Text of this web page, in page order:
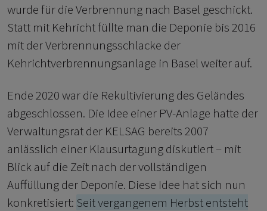
wurde für die Verbrennung nach Basel geschickt.
Statt mit Kehricht füllte man die Deponie bis 2016
mit der Verbrennungsschlacke der
Kehrichtverbrennungsanlage in Basel weiter auf.
Ende 2020 war die Rekultivierung des Geländes
abgeschlossen. Die Idee einer PV-Anlage hatte der
Verwaltungsrat der KELSAG bereits 2007
anlässlich einer Klausurtagung diskutiert – mit
Blick auf die Zeit nach der vollständigen
Auffüllung der Deponie. Diese Idee hat sich nun
konkretisiert: Seit vergangenem Herbst entsteht